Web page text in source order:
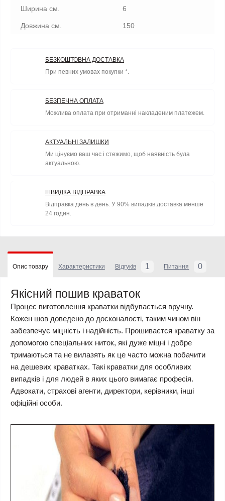
Ширина см. 6
Довжина см. 150
БЕЗКОШТОВНА ДОСТАВКА
При певних умовах покупки *.
БЕЗПЕЧНА ОПЛАТА
Можлива оплата при отриманні накладеним платежем.
АКТУАЛЬНІ ЗАЛИШКИ
Ми цінуємо ваш час і стежимо, щоб наявність була
актуальною.
ШВИДКА ВІДПРАВКА
Відправка день в день. У 90% випадків доставка менше
24 годин.
Опис товару Характеристики Відгуків 1 Питання 0
Якісний пошив краваток
Процес виготовлення краватки відбувається вручну.
Кожен шов доведено до досконалості, таким чином він
забезпечує міцність і надійність. Прошиваєтся краватку за
допомогою спеціальних ниток, які дуже міцні і добре
тримаються та не вилазять як це часто можна побачити
на дешевих краватках. Такі краватки для особливих
випадків і для людей в яких цього вимагає професія.
Адвокати, страхові агенти, директори, керівники, інші
офіційні особи.